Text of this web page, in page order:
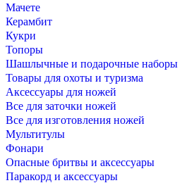
Мачете
Керамбит
Кукри
Топоры
Шашлычные и подарочные наборы
Товары для охоты и туризма
Аксессуары для ножей
Все для заточки ножей
Все для изготовления ножей
Мультитулы
Фонари
Опасные бритвы и аксессуары
Паракорд и аксессуары